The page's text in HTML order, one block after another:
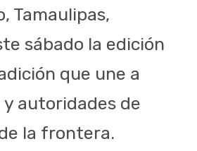
Tamaulipas,
sábado la edición
que une a
autoridades de
la frontera.